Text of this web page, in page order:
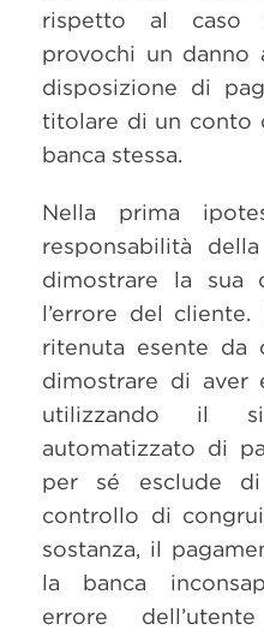
rispetto al caso
provochi un danno
disposizione di
titolare di un conto
banca stessa.
Nella prima
responsabilità
dimostrare la sua
l’errore del cliente.
ritenuta esente da
dimostrare di aver
utilizzando il
automatizzato di
per sé esclude
controllo di
sostanza, il
la banca
errore